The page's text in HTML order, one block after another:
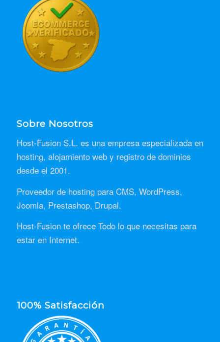
Sobre Nosotros
Host-Fusion S.L. es una empresa especializada en
hosting, alojamiento web y registro de dominios
desde el 2001.
Proveedor de hosting para CMS, WordPress,
Joomla, Prestashop, Drupal.
Host-Fusion te ofrece Todo lo que necesitas para
estar en Internet.
100% Satisfacción